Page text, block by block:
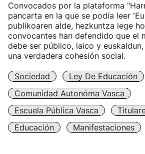
Convocados por la plataforma
pancarta en la que se podía leer
publikoaren alde, hezkuntza lege
convocantes han defendido que el
debe ser público, laico y
una verdadera cohesión social.
Sociedad
Ley De Educación
Comunidad Autonóma Vasca
Escuela Pública Vasca
Educación
Manifestaciones